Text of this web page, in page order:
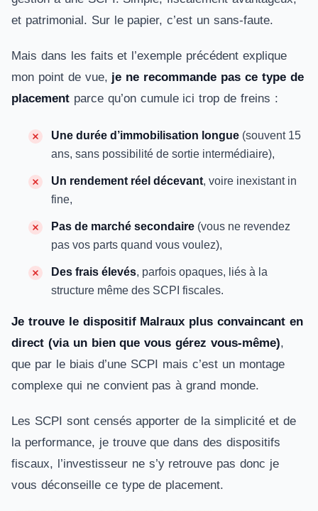
et patrimonial. Sur le papier, c’est un sans-faute.
Mais dans les faits et l’exemple précédent explique
mon point de vue, je ne recommande pas ce type de
placement parce qu’on cumule ici trop de freins :
Une durée d’immobilisation longue (souvent 15
ans, sans possibilité de sortie intermédiaire),
Un rendement réel décevant, voire inexistant in
fine,
Pas de marché secondaire (vous ne revendez
pas vos parts quand vous voulez),
Des frais élevés, parfois opaques, liés à la
structure même des SCPI fiscales.
Je trouve le dispositif Malraux plus convaincant en
direct (via un bien que vous gérez vous-même),
que par le biais d’une SCPI mais c’est un montage
complexe qui ne convient pas à grand monde.
Les SCPI sont censés apporter de la simplicité et de
la performance, je trouve que dans des dispositifs
fiscaux, l’investisseur ne s’y retrouve pas donc je
vous déconseille ce type de placement.